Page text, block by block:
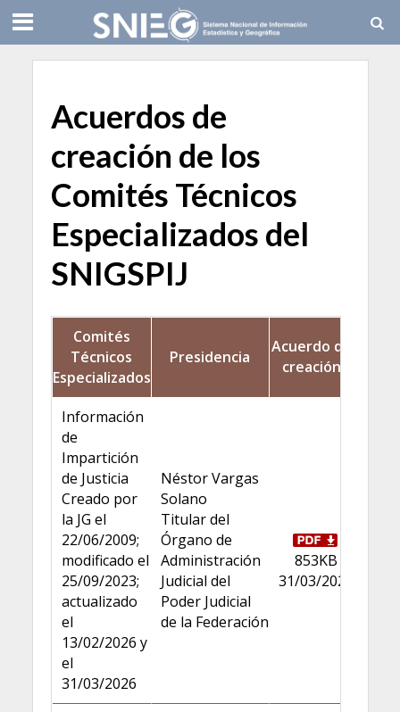
Acuerdos de
creación de los
Comités Técnicos
Especializados del
SNIGSPIJ
Comités
Técnicos
Especializados
Presidencia
Acuerdo de
creación
Información
de
Impartición
de Justicia
Creado por
la JG el
22/06/2009;
modificado el
25/09/2023;
actualizado
el
13/02/2026 y
el
31/03/2026
Néstor Vargas
Solano
Titular del
Órgano de
Administración
Judicial del
Poder Judicial
de la Federación
853KB
31/03/2026